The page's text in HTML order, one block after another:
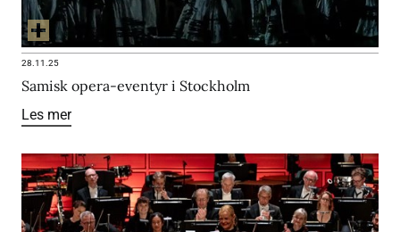
28.11.25
Samisk opera-eventyr i Stockholm
Les mer